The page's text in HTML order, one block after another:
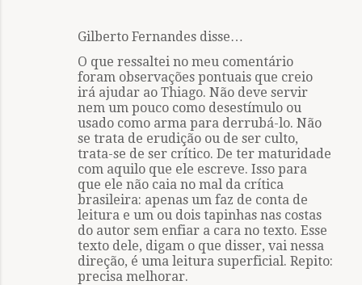
Gilberto Fernandes disse…
O que ressaltei no meu comentário
foram observações pontuais que creio
irá ajudar ao Thiago. Não deve servir
nem um pouco como desestímulo ou
usado como arma para derrubá-lo. Não
se trata de erudição ou de ser culto,
trata-se de ser crítico. De ter maturidade
com aquilo que ele escreve. Isso para
que ele não caia no mal da crítica
brasileira: apenas um faz de conta de
leitura e um ou dois tapinhas nas costas
do autor sem enfiar a cara no texto. Esse
texto dele, digam o que disser, vai nessa
direção, é uma leitura superficial. Repito:
precisa melhorar.